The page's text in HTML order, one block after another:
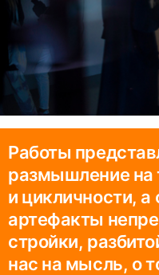
Работы
размышление на
и цикличности, а
артефакты
стройки,
нас на мысль, о